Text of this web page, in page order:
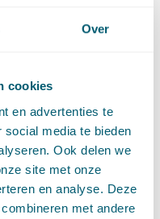
Over
cookies
en advertenties te
media te bieden
Ook delen we
site met onze
en analyse. Deze
met andere
aanvraag groot lijkt,
is van een nieuwe
de Afdeling als
van een ontwerpbesluit
te wijzigen en aan te
ter inzage wordt
de wijziging van
is dat derden daardoor
van de